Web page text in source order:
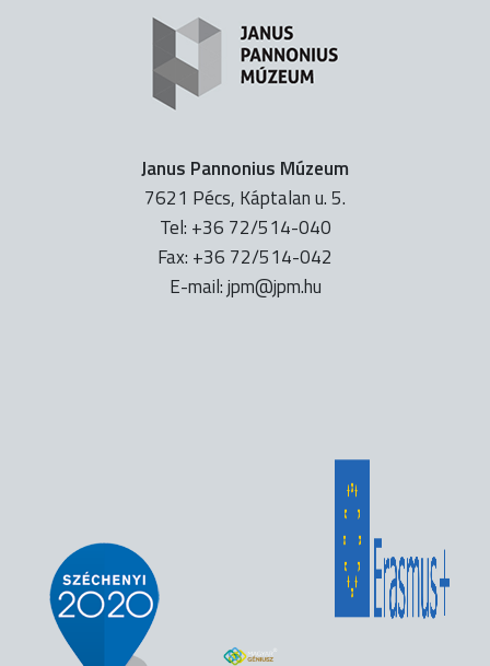
Janus Pannonius Múzeum
7621 Pécs, Káptalan u. 5.
Tel: +36 72/514-040
Fax: +36 72/514-042
E-mail:uh.mpj@mpj